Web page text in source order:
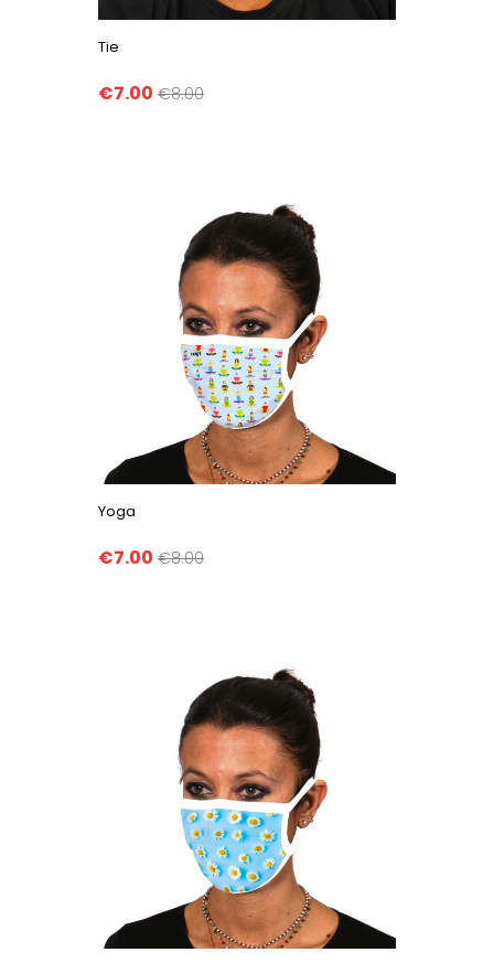
Tie
€7.00 €8.00
Yoga
€7.00 €8.00